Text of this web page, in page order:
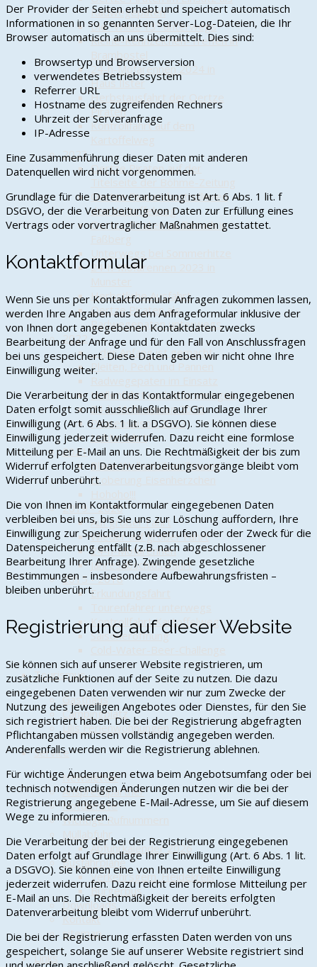
Radwegepaten
Die "Wilde 13" unterwegs
Kleine-Kennzeichen-Treffen in
Brambostel
24-h-Mofarennen 2024 in
Haus Ilster
Herbstausfahrt der Oertze
Piraten
Kontrollfahrt auf dem
2023
Oertze Piraten auf der
Titelseite der Böhme-Zeitung
Oertze Piraten kontrollieren
den Kartoffelweg
Oertze Piraten zu Besuch in
Unterwegs bei Sommerhitze
24-h-Mofarennen 2023 in
Herbstliche Ausfahrt
Oertze Piraten als
Radwegepaten unterwegs
2022
... der Anfang ist gemacht
Pleiten, Pech und Pannen
Höllenfahrt nach Hösseringen
24-h-Mofarennen 2022
Piratensaison 2022
Lichterfahrt
2021
Blaue Wolken über Trauen
Eroberung Eisenherzchen
2019 - 2020
Auf großer Fahrt
Wieder auf großer Fahrt
24-h-Mofarennen
Jahresabschlussfahrt
2015 - 2018
Erkundungsfahrt
Kontrollfahrt Kartoffelweg
Saisoneröffnung
Tourismus
Gasthaus
Campingplatz
Lilis Ferienwohnungen
Service
Newsletter
Ansprechpartner
Notdienste
Wichtige Rufnummern
Müllabfuhr
Abfuhrkalender 2026
Busfahrpläne
Verkehrsgem. Heidekreis
Bürgerbus
Downloads
Kontakt
sitemap
Links
Der Provider der Seiten erhebt und speichert automatisch
Informationen in so genannten Server-Log-Dateien, die Ihr
Browser automatisch an uns übermittelt. Dies sind:
Browsertyp und Browserversion
verwendetes Betriebssystem
Referrer URL
Hostname des zugreifenden Rechners
Uhrzeit der Serveranfrage
IP-Adresse
Eine Zusammenführung dieser Daten mit anderen
Datenquellen wird nicht vorgenommen.
Grundlage für die Datenverarbeitung ist Art. 6 Abs. 1 lit. f
DSGVO, der die Verarbeitung von Daten zur Erfüllung eines
Vertrags oder vorvertraglicher Maßnahmen gestattet.
Kontaktformular
Wenn Sie uns per Kontaktformular Anfragen zukommen lassen,
werden Ihre Angaben aus dem Anfrageformular inklusive der
von Ihnen dort angegebenen Kontaktdaten zwecks
Bearbeitung der Anfrage und für den Fall von Anschlussfragen
bei uns gespeichert. Diese Daten geben wir nicht ohne Ihre
Einwilligung weiter.
Die Verarbeitung der in das Kontaktformular eingegebenen
Daten erfolgt somit ausschließlich auf Grundlage Ihrer
Einwilligung (Art. 6 Abs. 1 lit. a DSGVO). Sie können diese
Einwilligung jederzeit widerrufen. Dazu reicht eine formlose
Mitteilung per E-Mail an uns. Die Rechtmäßigkeit der bis zum
Widerruf erfolgten Datenverarbeitungsvorgänge bleibt vom
Widerruf unberührt.
Die von Ihnen im Kontaktformular eingegebenen Daten
verbleiben bei uns, bis Sie uns zur Löschung auffordern, Ihre
Einwilligung zur Speicherung widerrufen oder der Zweck für die
Datenspeicherung entfällt (z.B. nach abgeschlossener
Bearbeitung Ihrer Anfrage). Zwingende gesetzliche
Bestimmungen – insbesondere Aufbewahrungsfristen –
bleiben unberührt.
Registrierung auf dieser Website
Sie können sich auf unserer Website registrieren, um
zusätzliche Funktionen auf der Seite zu nutzen. Die dazu
eingegebenen Daten verwenden wir nur zum Zwecke der
Nutzung des jeweiligen Angebotes oder Dienstes, für den Sie
sich registriert haben. Die bei der Registrierung abgefragten
Pflichtangaben müssen vollständig angegeben werden.
Anderenfalls werden wir die Registrierung ablehnen.
Für wichtige Änderungen etwa beim Angebotsumfang oder bei
technisch notwendigen Änderungen nutzen wir die bei der
Registrierung angegebene E-Mail-Adresse, um Sie auf diesem
Wege zu informieren.
Die Verarbeitung der bei der Registrierung eingegebenen
Daten erfolgt auf Grundlage Ihrer Einwilligung (Art. 6 Abs. 1 lit.
a DSGVO). Sie können eine von Ihnen erteilte Einwilligung
jederzeit widerrufen. Dazu reicht eine formlose Mitteilung per
E-Mail an uns. Die Rechtmäßigkeit der bereits erfolgten
Datenverarbeitung bleibt vom Widerruf unberührt.
Die bei der Registrierung erfassten Daten werden von uns
gespeichert, solange Sie auf unserer Website registriert sind